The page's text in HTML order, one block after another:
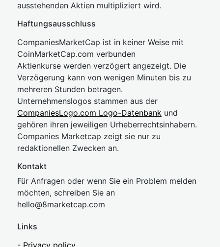
ausstehenden Aktien multipliziert wird.
Haftungsausschluss
CompaniesMarketCap ist in keiner Weise mit
CoinMarketCap.com verbunden
Aktienkurse werden verzögert angezeigt. Die
Verzögerung kann von wenigen Minuten bis zu
mehreren Stunden betragen.
Unternehmenslogos stammen aus der
CompaniesLogo.com Logo-Datenbank und
gehören ihren jeweiligen Urheberrechtsinhabern.
Companies Marketcap zeigt sie nur zu
redaktionellen Zwecken an.
Kontakt
Für Anfragen oder wenn Sie ein Problem melden
möchten, schreiben Sie an
hello@8marketcap.com
Links
- Privacy policy